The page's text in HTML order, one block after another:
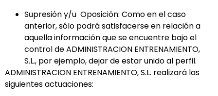
Supresión y/u Oposición: Como en el caso
anterior, sólo podrá satisfacerse en relación a
aquella información que se encuentre bajo el
control de ADMINISTRACION ENTRENAMIENTO,
S.L., por ejemplo, dejar de estar unido al perfil.
ADMINISTRACION ENTRENAMIENTO, S.L. realizará las
siguientes actuaciones: